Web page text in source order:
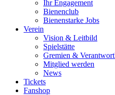
Ihr Engagement
Bienenclub
Bienenstarke Jobs
Verein
Vision & Leitbild
Spielstätte
Gremien &
Mitglied werden
News
Tickets
Fanshop